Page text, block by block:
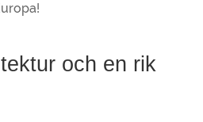
och en rik